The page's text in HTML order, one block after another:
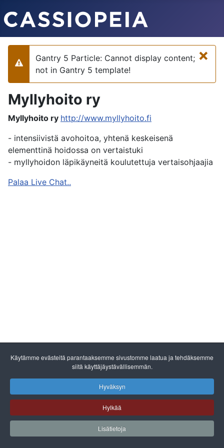
×
Varoitus
Gantry 5 Particle: Cannot display content;
not in Gantry 5 template!
Myllyhoito ry
Myllyhoito ry http://www.myllyhoito.fi
- intensiivistä avohoitoa, yhtenä keskeisenä
elementtinä hoidossa on vertaistuki
- myllyhoidon läpikäyneitä koulutettuja vertaisohjaajia
Palaa Live Chat..
Käytämme evästeitä parantaaksemme sivustomme laatua ja tehdäksemme
siitä käyttäjäystävällisemmän.
Hyväksyn
Hylkää
Lisätietoja